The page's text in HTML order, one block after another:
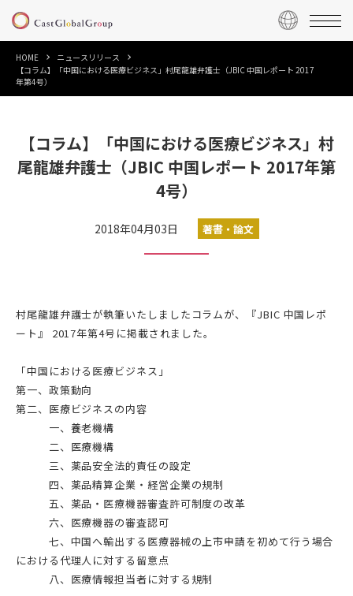
HOME
ニュースリリース
【コラム】「中国における医療ビジネス」村尾龍雄弁護士（JBIC 中国レポート 2017
年第4号）
【コラム】「中国における医療ビジネス」村
尾龍雄弁護士（JBIC 中国レポート 2017年第
4号）
2018年04月03日 著書・論文
村尾龍雄弁護士が執筆いたしましたコラムが、『JBIC 中国レポ
ート』 2017年第4号に掲載されました。
「中国における医療ビジネス」
第一、政策動向
第二、医療ビジネスの内容
一、養老機構
二、医療機構
三、薬品安全法的責任の設定
四、薬品精算企業・経営企業の規制
五、薬品・医療機器審査許可制度の改革
六、医療機器の審査認可
七、中国へ輸出する医療器械の上市申請を初めて行う場合
における代理人に対する留意点
八、医療情報担当者に対する規制